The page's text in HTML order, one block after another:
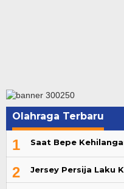
Olahraga Terbaru
1 Saat Bepe
2 Jersey Persija Laku